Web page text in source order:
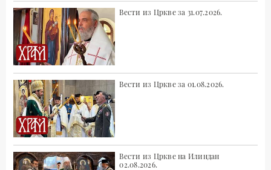
Вести из Цркве за 31.07.2026.
Вести из Цркве за 01.08.2026.
Вести из Цркве на Илиндан
02.08.2026.